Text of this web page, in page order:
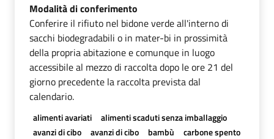
Modalità di conferimento
Conferire il rifiuto nel bidone verde all'interno di
sacchi biodegradabili o in mater-bi in prossimità
della propria abitazione e comunque in luogo
accessibile al mezzo di raccolta dopo le ore 21 del
giorno precedente la raccolta prevista dal
calendario.
alimenti avariati
alimenti scaduti senza imballaggio
avanzi di cibo
avanzi di cibo bambù
carbone spento